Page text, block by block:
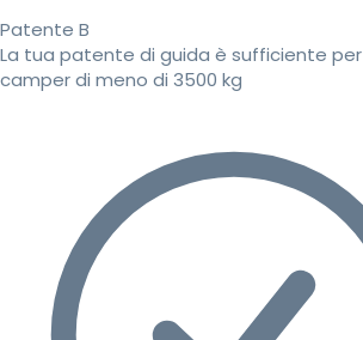
Patente B
La tua patente di guida è sufficiente
camper di meno di 3500 kg